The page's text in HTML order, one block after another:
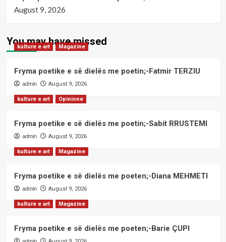
August 9, 2026
You may have missed
kulture e art Magazine
Fryma poetike e së dielës me poetin;-Fatmir TERZIU
admin August 9, 2026
kulture e art Opinione
Fryma poetike e së dielës me poetin;-Sabit RRUSTEMI
admin August 9, 2026
kulture e art Magazine
Fryma poetike e së dielës me poeten;-Diana MEHMETI
admin August 9, 2026
kulture e art Magazine
Fryma poetike e së dielës me poeten;-Barie ÇUPI
admin